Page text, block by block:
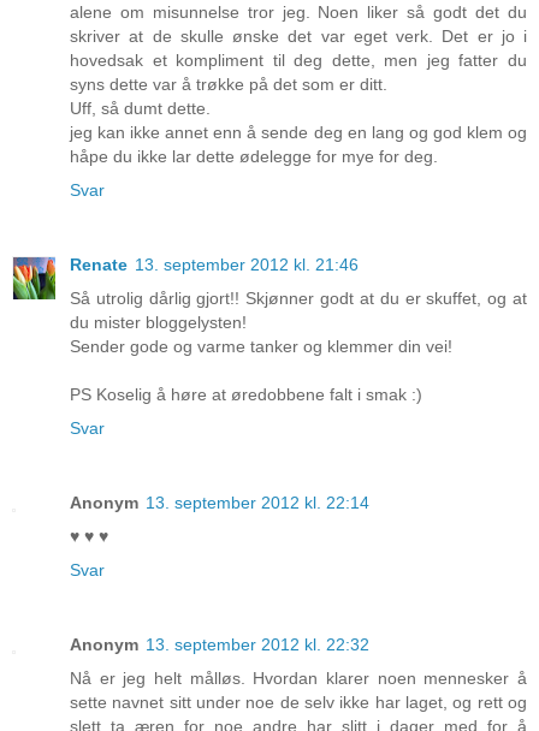
alene om misunnelse tror jeg. Noen liker så godt det du
skriver at de skulle ønske det var eget verk. Det er jo i
hovedsak et kompliment til deg dette, men jeg fatter du
syns dette var å trøkke på det som er ditt.
Uff, så dumt dette.
jeg kan ikke annet enn å sende deg en lang og god klem og
håpe du ikke lar dette ødelegge for mye for deg.
Svar
Renate 13. september 2012 kl. 21:46
Så utrolig dårlig gjort!! Skjønner godt at du er skuffet, og at
du mister bloggelysten!
Sender gode og varme tanker og klemmer din vei!
PS Koselig å høre at øredobbene falt i smak :)
Svar
Anonym 13. september 2012 kl. 22:14
♥ ♥ ♥
Svar
Anonym 13. september 2012 kl. 22:32
Nå er jeg helt målløs. Hvordan klarer noen mennesker å
sette navnet sitt under noe de selv ikke har laget, og rett og
slett ta æren for noe andre har slitt i dager med for å